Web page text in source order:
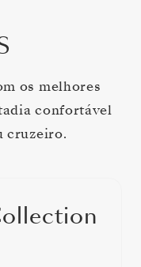
os melhores
confortável
cruzeiro.